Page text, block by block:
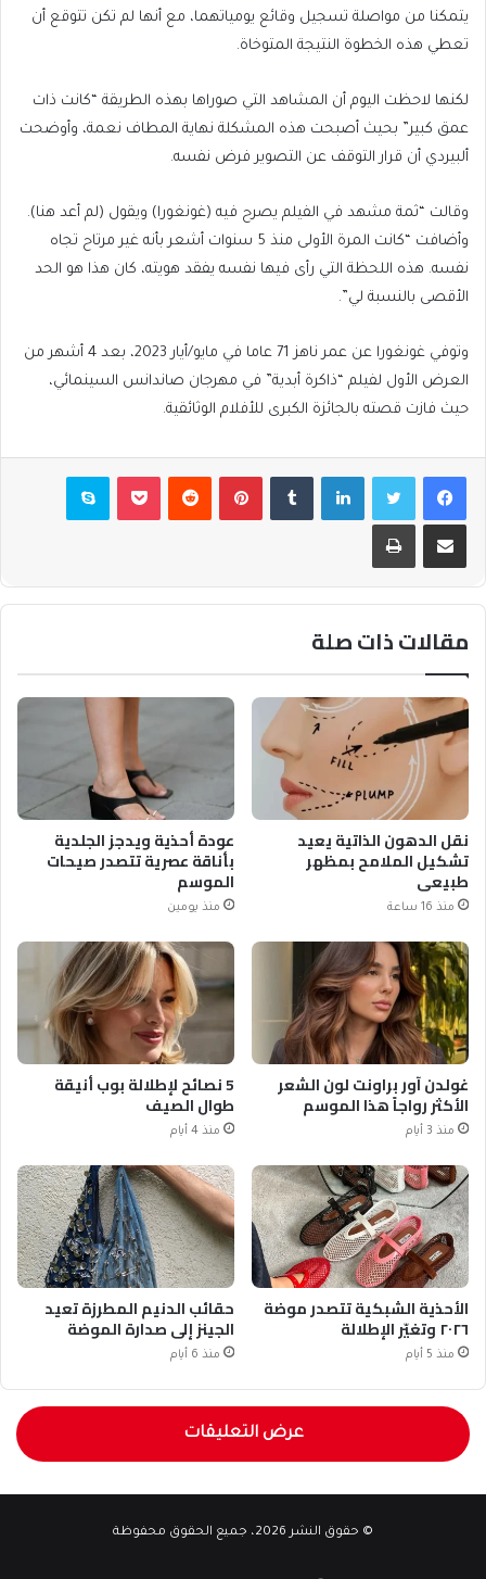
يتمكنا من مواصلة تسجيل وقائع يومياتهما، مع أنها لم تكن تتوقع أن
تعطي هذه الخطوة النتيجة المتوخاة.
لكنها لاحظت اليوم أن المشاهد التي صوراها بهذه الطريقة “كانت ذات
عمق كبير” بحيث أصبحت هذه المشكلة نهاية المطاف نعمة، وأوضحت
ألبيردي أن قرار التوقف عن التصوير فرض نفسه.
وقالت “ثمة مشهد في الفيلم يصرح فيه (غونغورا) ويقول (لم أعد هنا).
وأضافت “كانت المرة الأولى منذ 5 سنوات أشعر بأنه غير مرتاح تجاه
نفسه. هذه اللحظة التي رأى فيها نفسه يفقد هويته، كان هذا هو الحد
الأقصى بالنسبة لي”.
وتوفي غونغورا عن عمر ناهز 71 عاما في مايو/أيار 2023، بعد 4 أشهر من
العرض الأول لفيلم “ذاكرة أبدية” في مهرجان صاندانس السينمائي،
حيث فازت قصته بالجائزة الكبرى للأفلام الوثائقية.
فيسبوكتويتر لينكدإن بينتيريست بوكيت سكايب
مشاركة عبر البريد طباعة
مقالات ذات صلة
نقل الدهون الذاتية يعيد
تشكيل الملامح بمظهر
طبيعي
منذ 16 ساعة
عودة أحذية ويدجز الجلدية
بأناقة عصرية تتصدر صيحات
الموسم
منذ يومين
غولدن آور براونت لون الشعر
الأكثر رواجاً هذا الموسم
منذ 3 أيام
5 نصائح لإطلالة بوب أنيقة
طوال الصيف
منذ 4 أيام
الأحذية الشبكية تتصدر موضة
٢٠٢٦ وتغيّر الإطلالة
منذ 5 أيام
حقائب الدنيم المطرزة تعيد
الجينز إلى صدارة الموضة
منذ 6 أيام
عرض التعليقات
© حقوق النشر 2026، جميع الحقوق محفوظة